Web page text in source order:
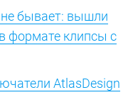
бывает: вышли
формате клипсы с
AtlasDesign